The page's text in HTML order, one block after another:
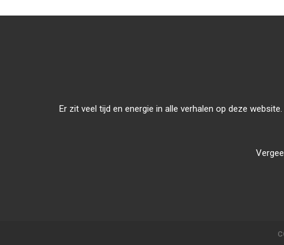
Er zit veel tijd en energie in alle verhalen op deze